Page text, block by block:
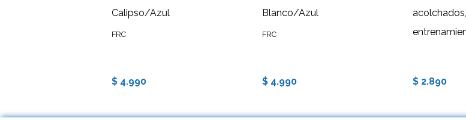
Calipso/Azul
FRC
$ 4.990
Blanco/Azul
FRC
$ 4.990 $ 2.890